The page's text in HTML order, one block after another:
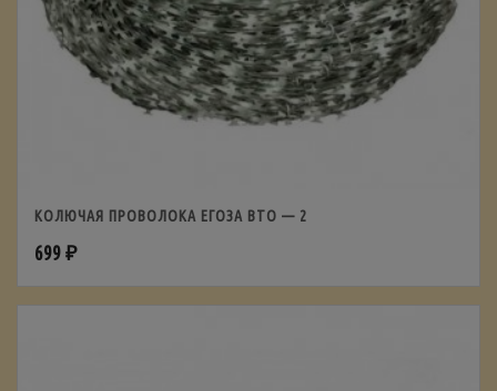
КОЛЮЧАЯ ПРОВОЛОКА ЕГОЗА ВТО — 2
699 ₽